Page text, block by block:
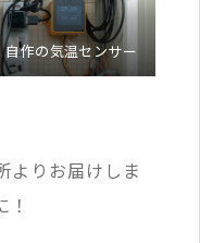
自作の気温センサー
よりお届けしま